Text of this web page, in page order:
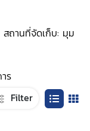
ถานที่จัดเก็บ: มุม
ร
Filter